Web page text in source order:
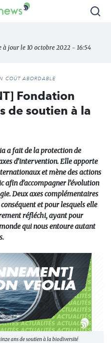
jour le 10 octobre 2022 - 16:54
COÛT ABORDABLE
Fondation
de soutien à la
a fait de la protection de
d’intervention. Elle apporte
et mène des actions
afin d’accompagner l’évolution
Deux axes complémentaires
et pour lesquels elle
réfléchi, ayant pour
qui nous entoure autant
ans de soutien à la biodiversité